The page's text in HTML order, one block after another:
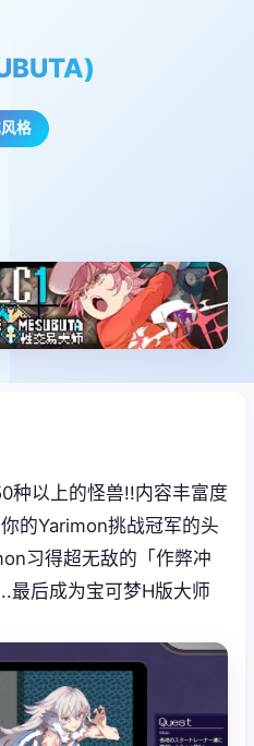
风格
种以上的怪兽!!内容丰富度
的Yarimon挑战冠军的头
习得超无敌的「作弊冲
最后成为宝可梦H版大师